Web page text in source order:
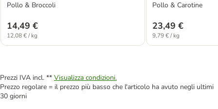
Pollo & Broccoli
14,49 €
12,08 € / kg
Pollo & Carotine
23,49 €
9,79 € / kg
Prezzi IVA incl. ** Visualizza condizioni.
Prezzo regolare = il prezzo più basso che l'articolo ha avuto negli ultimi
30 giorni